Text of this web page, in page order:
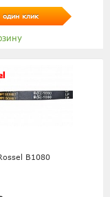
один клик
B1080